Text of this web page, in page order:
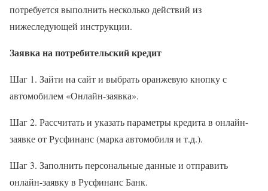
потребуется выполнить несколько действий из
нижеследующей инструкции.
Заявка на потребительский кредит
Шаг 1. Зайти на сайт и выбрать оранжевую кнопку с
автомобилем «Онлайн-заявка».
Шаг 2. Рассчитать и указать параметры кредита в онлайн-
заявке от Русфинанс (марка автомобиля и т.д.).
Шаг 3. Заполнить персональные данные и отправить
онлайн-заявку в Русфинанс Банк.